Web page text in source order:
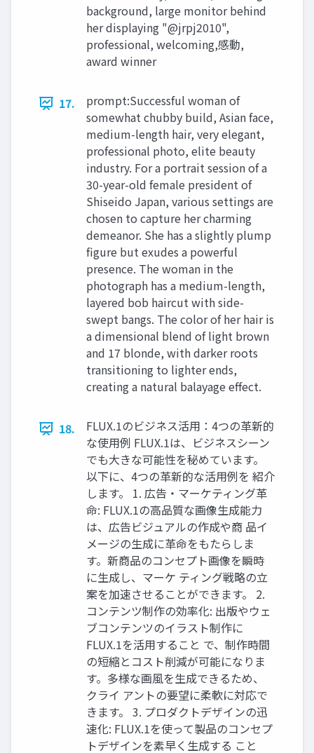
background, large monitor behind
her displaying "@jrpj2010",
professional, welcoming,感動,
award winner
17.
prompt:Successful woman of
somewhat chubby build, Asian face,
medium-length hair, very elegant,
professional photo, elite beauty
industry. For a portrait session of a
30-year-old female president of
Shiseido Japan, various settings are
chosen to capture her charming
demeanor. She has a slightly plump
figure but exudes a powerful
presence. The woman in the
photograph has a medium-length,
layered bob haircut with side-
swept bangs. The color of her hair is
a dimensional blend of light brown
and 17 blonde, with darker roots
transitioning to lighter ends,
creating a natural balayage effect.
18.
FLUX.1のビジネス活用：4つの革新的
な使用例 FLUX.1は、ビジネスシーン
でも大きな可能性を秘めています。
以下に、4つの革新的な活用例を 紹介
します。 1. 広告・マーケティング革
命: FLUX.1の高品質な画像生成能力
は、広告ビジュアルの作成や商 品イ
メージの生成に革命をもたらしま
す。新商品のコンセプト画像を瞬時
に生成し、マーケ ティング戦略の立
案を加速させることができます。 2.
コンテンツ制作の効率化: 出版やウェ
ブコンテンツのイラスト制作に
FLUX.1を活用すること で、制作時間
の短縮とコスト削減が可能になりま
す。多様な画風を生成できるため、
クライ アントの要望に柔軟に対応で
きます。 3. プロダクトデザインの迅
速化: FLUX.1を使って製品のコンセプ
トデザインを素早く生成する こと